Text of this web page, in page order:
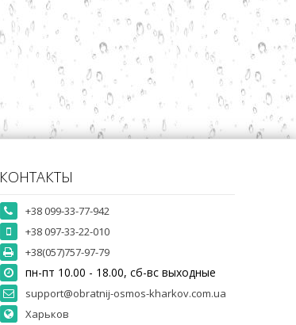
КОНТАКТЫ
+38 099-33-77-942
+38 097-33-22-010
+38(057)757-97-79
пн-пт 10.00 - 18.00, сб-вс выходные
support@obratnij-osmos-kharkov.com.ua
Харьков